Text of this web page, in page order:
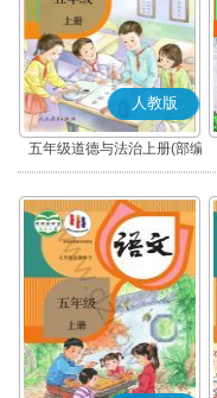
人教版
五年级道德与法治上册(部编
版)